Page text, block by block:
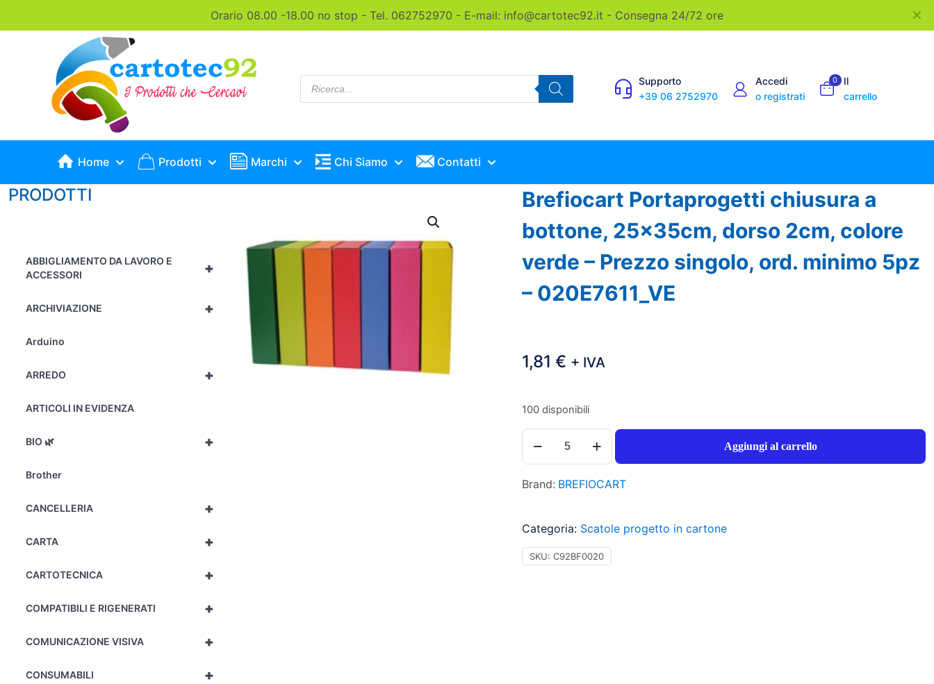
Orario 08.00 -18.00 no stop - Tel. 062752970 - E-mail: info@cartotec92.it - Consegna 24/72 ore ✕
Products
search
Supporto
+39 06 2752970
Accedi
o registrati
0
Il
carrello
Home Prodotti Marchi Chi Siamo Contatti
PRODOTTI
+
ABBIGLIAMENTO DA LAVORO E
ACCESSORI
+
ARCHIVIAZIONE
Arduino
+
ARREDO
ARTICOLI IN EVIDENZA
+
BIO 🌿
Brother
+
CANCELLERIA
+
CARTA
+
CARTOTECNICA
+
COMPATIBILI E RIGENERATI
+
COMUNICAZIONE VISIVA
+
CONSUMABILI
Brefiocart Portaprogetti chiusura a
bottone, 25x35cm, dorso 2cm, colore
verde – Prezzo singolo, ord. minimo 5pz
– 020E7611_VE
1,81€ + IVA
100 disponibili
Portaprogetti
a
dorso
2cm,
colore
Aggiungi al carrello
Brand: BREFIOCART
Categoria: Scatole progetto in cartone
SKU:C92BF0020